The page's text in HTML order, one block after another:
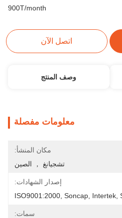
900T/month
اتصل الآن
وصف المنتج
معلومات مفصلة
مكان المنشأ:
تشجيانغ ， الصين
إصدار الشهادات:
ISO9001:2000, Soncap, Intertek,
سمات: